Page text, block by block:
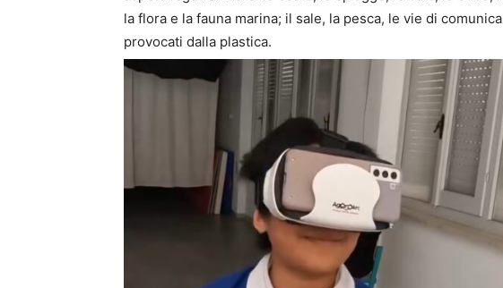
la flora e la fauna marina; il sale, la pesca, le vie di
provocati dalla plastica.